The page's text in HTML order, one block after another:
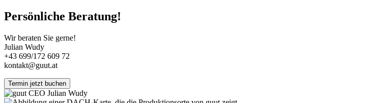
Persönliche Beratung!
Wir beraten Sie gerne!
Julian Wudy
+43 699/172 609 72
kontakt@guut.at
Termin jetzt buchen